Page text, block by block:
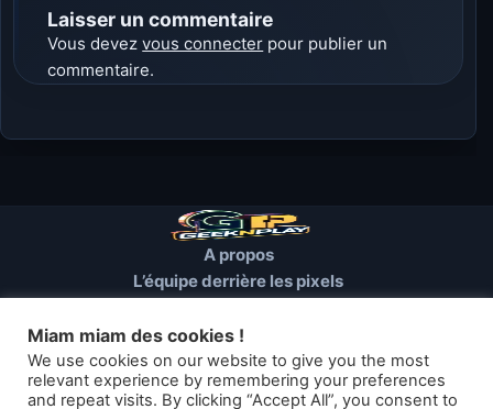
Laisser un commentaire
Vous devezvous connecter pour publier un
commentaire.
A propos
L’équipe derrière les pixels
Mentions Légales
Cookies et autres traceurs
Miam miam des cookies !
We use cookies on our website to give you the most
relevant experience by remembering your preferences
and repeat visits. By clicking “Accept All”, you consent to